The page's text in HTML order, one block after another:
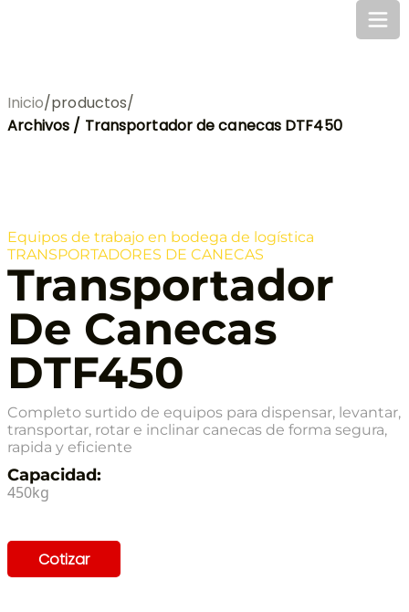
Inicio/productos/
Archivos / Transportador de canecas DTF450
Equipos de trabajo en bodega de logística
TRANSPORTADORES DE CANECAS
Transportador
De Canecas
DTF450
Completo surtido de equipos para dispensar, levantar,
transportar, rotar e inclinar canecas de forma segura,
rapida y eficiente
Capacidad:
450kg
Cotizar